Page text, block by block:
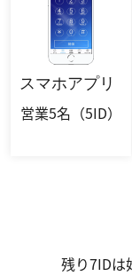
スマホアプリ
営業5名 （5ID）
残り7IDは